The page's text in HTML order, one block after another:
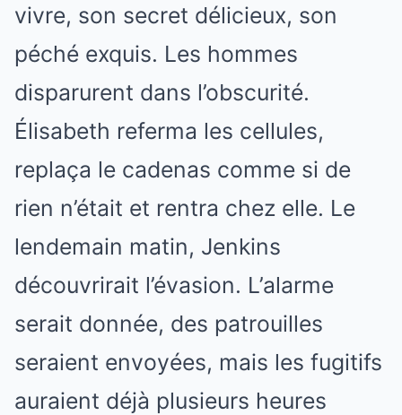
vivre, son secret délicieux, son
péché exquis. Les hommes
disparurent dans l’obscurité.
Élisabeth referma les cellules,
replaça le cadenas comme si de
rien n’était et rentra chez elle. Le
lendemain matin, Jenkins
découvrirait l’évasion. L’alarme
serait donnée, des patrouilles
seraient envoyées, mais les fugitifs
auraient déjà plusieurs heures